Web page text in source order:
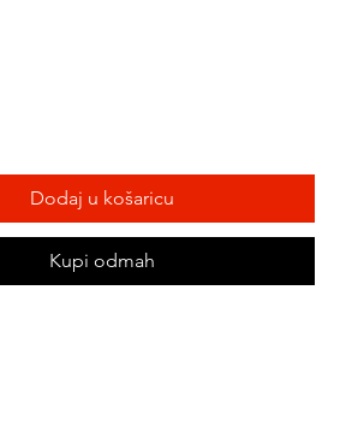
Dodaj u košaricu
Kupi odmah